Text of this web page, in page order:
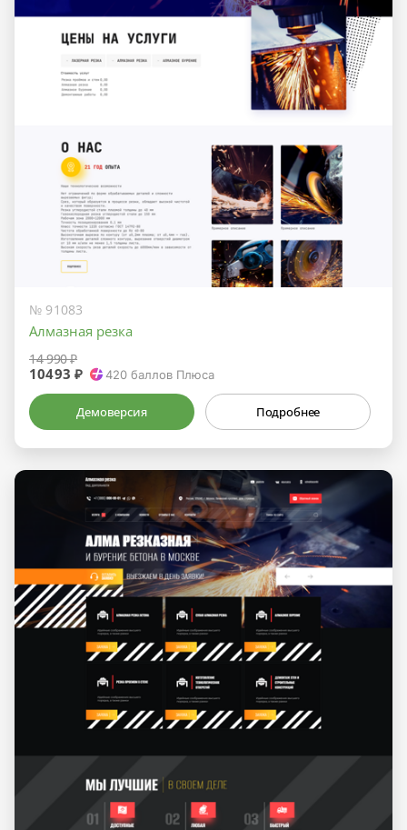
№ 91083
Алмазная резка
14 990 ₽
10493 ₽ 420 баллов Плюса
Демоверсия Подробнее